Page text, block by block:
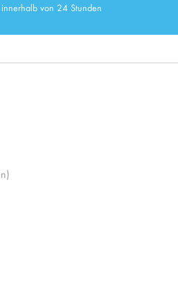
von 24 Stunden